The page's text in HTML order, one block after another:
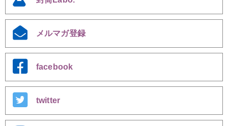
メルマガ登録
facebook
twitter